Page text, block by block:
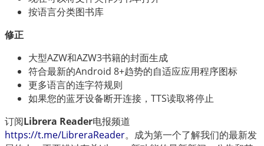
按语言分类图书库
修正
大型AZW和AZW3书籍的封面生成
符合最新的Android 8+趋势的自适应应用程序图标
更多语言的连字符规则
如果您的蓝牙设备断开连接，TTS读取将停止
订阅Librera Reader电报频道
https://t.me/LibreraReader。成为第一个了解我们的最新发